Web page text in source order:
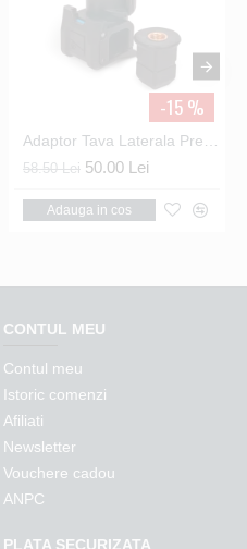
-15 %
58.50 Lei 50.00 Lei
Adauga in cos
CONTUL MEU
Contul meu
Istoric comenzi
Afiliati
Newsletter
Vouchere cadou
ANPC
PLATA SECURIZATA